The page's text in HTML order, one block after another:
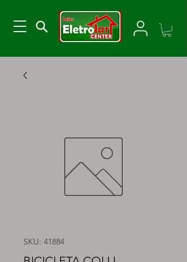
SKU: 41884